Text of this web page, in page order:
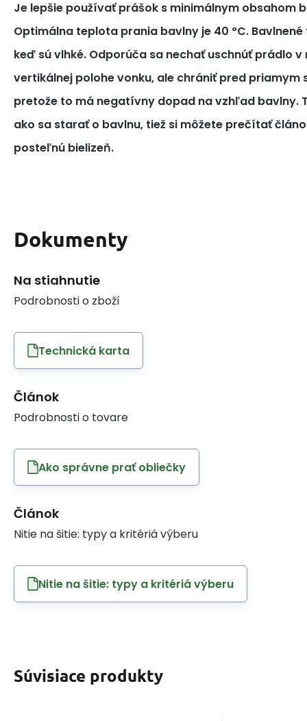
Je lepšie používať prášok s minimálnym obsahom
Optimálna teplota prania bavlny je 40 °C. Bavlnené
keď sú vlhké. Odporúča sa nechať uschnúť prádlo
vertikálnej polohe vonku, ale chrániť pred priamym
pretože to má negatívny dopad na vzhľad bavlny.
ako sa starať o bavlnu, tiež si môžete prečítať
posteľnú bielizeň.
Dokumenty
Na stiahnutie
Podrobnosti o zboží
Technická karta
Článok
Podrobnosti o tovare
Ako správne prať obliečky
Článok
Nitie na šitie: typy a kritériá výberu
Nitie na šitie: typy a kritériá výberu
Súvisiace produkty